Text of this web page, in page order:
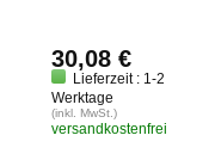
30,08 €
Lieferzeit : 1-2
Werktage
(inkl. MwSt.)
versandkostenfrei